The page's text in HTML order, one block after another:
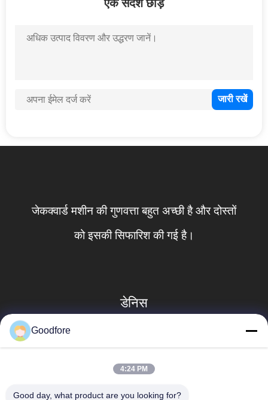
जेकक्वार्ड मशीन की गुणवत्ता बहुत अच्छी है और दोस्तों
को इसकी सिफारिश की गई है।
डेनिस
Goodfore
4:24 PM
Good day, what product are you looking for?